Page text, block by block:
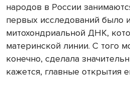
народов в России
первых исследований было
митохондриальной ДНК,
материнской линии. С того
конечно, сделала
кажется, главные открытия